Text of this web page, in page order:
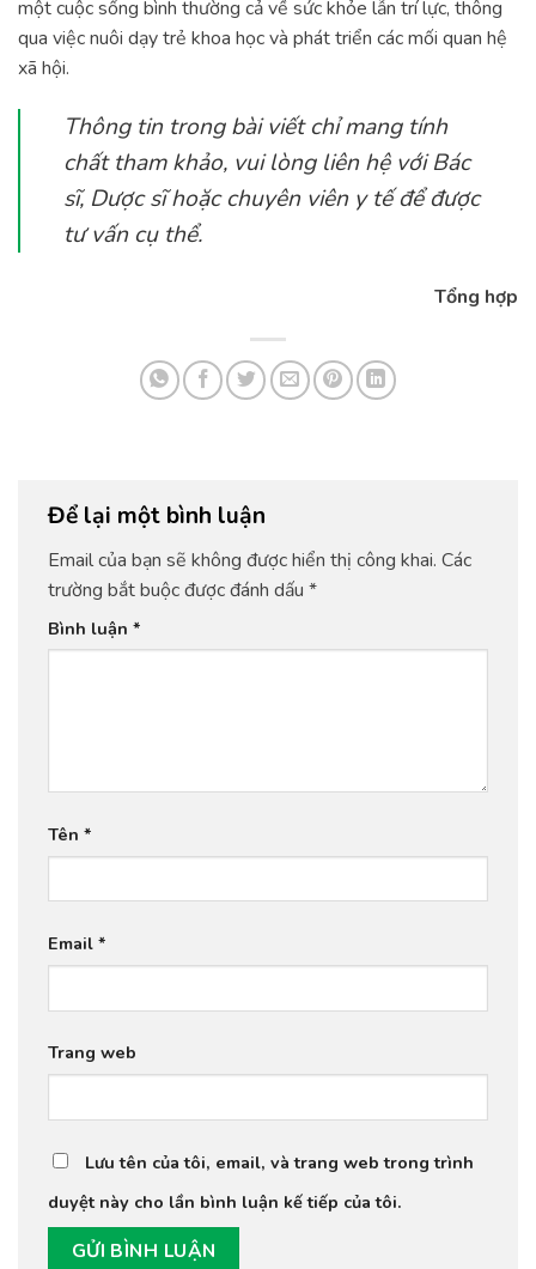
một cuộc sống bình thường cả về sức khỏe lẫn trí lực, thông
qua việc nuôi dạy trẻ khoa học và phát triển các mối quan hệ
xã hội.
Thông tin trong bài viết chỉ mang tính
chất tham khảo, vui lòng liên hệ với Bác
sĩ, Dược sĩ hoặc chuyên viên y tế để được
tư vấn cụ thể.
Tổng hợp
Để lại một bình luận
Email của bạn sẽ không được hiển thị công khai. Các
trường bắt buộc được đánh dấu *
Bình luận *
Tên *
Email *
Trang web
Lưu tên của tôi, email, và trang web trong trình
duyệt này cho lần bình luận kế tiếp của tôi.